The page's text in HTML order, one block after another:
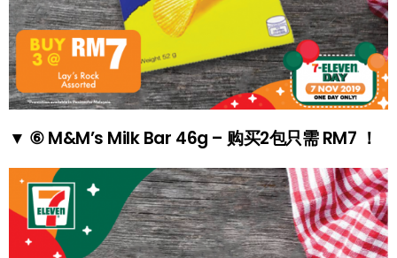
▼ ⑥ M&M’s Milk Bar 46g – 购买2包只需 RM7 ！